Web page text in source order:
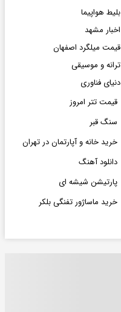
بلیط هواپیما
اخبار مشهد
قیمت میلگرد اصفهان
ترانه و موسیقی
دنیای فناوری
قیمت تتر امروز
سنگ قبر
خرید خانه و آپارتمان در تهران
دانلود آهنگ
پارتیشن شیشه ای
خرید ماساژور تفنگی بلکر